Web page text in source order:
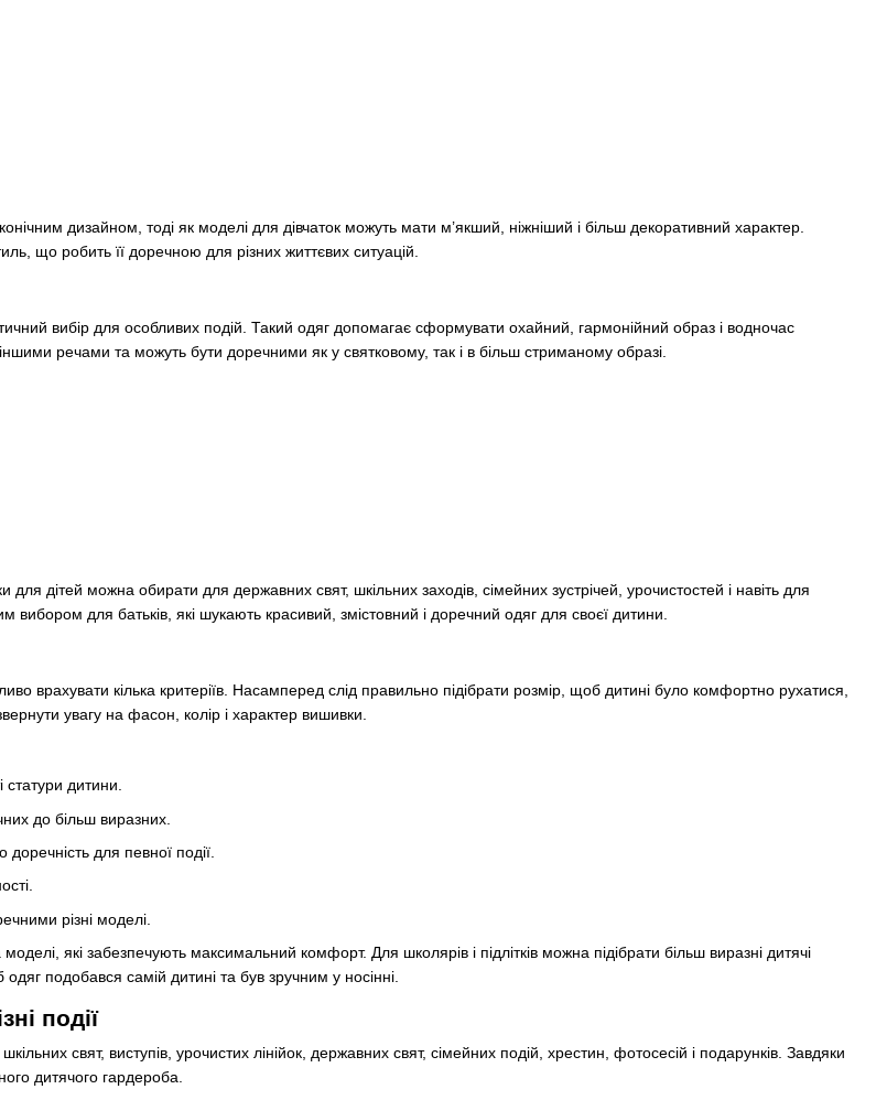
дизайном, тоді як моделі для дівчаток можуть мати м’якший, ніжніший і більш декоративний характер.
що робить її доречною для різних життєвих ситуацій.
вибір для особливих подій. Такий одяг допомагає сформувати охайний, гармонійний образ і водночас
речами та можуть бути доречними як у святковому, так і в більш стриманому образі.
дітей можна обирати для державних свят, шкільних заходів, сімейних зустрічей, урочистостей і навіть для
для батьків, які шукають красивий, змістовний і доречний одяг для своєї дитини.
кілька критеріїв. Насамперед слід правильно підібрати розмір, щоб дитині було комфортно рухатися,
увагу на фасон, колір і характер вишивки.
статури дитини.
до більш виразних.
для певної події.
різні моделі.
які забезпечують максимальний комфорт. Для школярів і підлітків можна підібрати більш виразні дитячі
подобався самій дитині та був зручним у носінні.
події
свят, виступів, урочистих лінійок, державних свят, сімейних подій, хрестин, фотосесій і подарунків. Завдяки
дитячого гардероба.